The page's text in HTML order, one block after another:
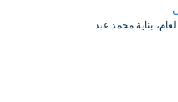
بناية محمد عبد